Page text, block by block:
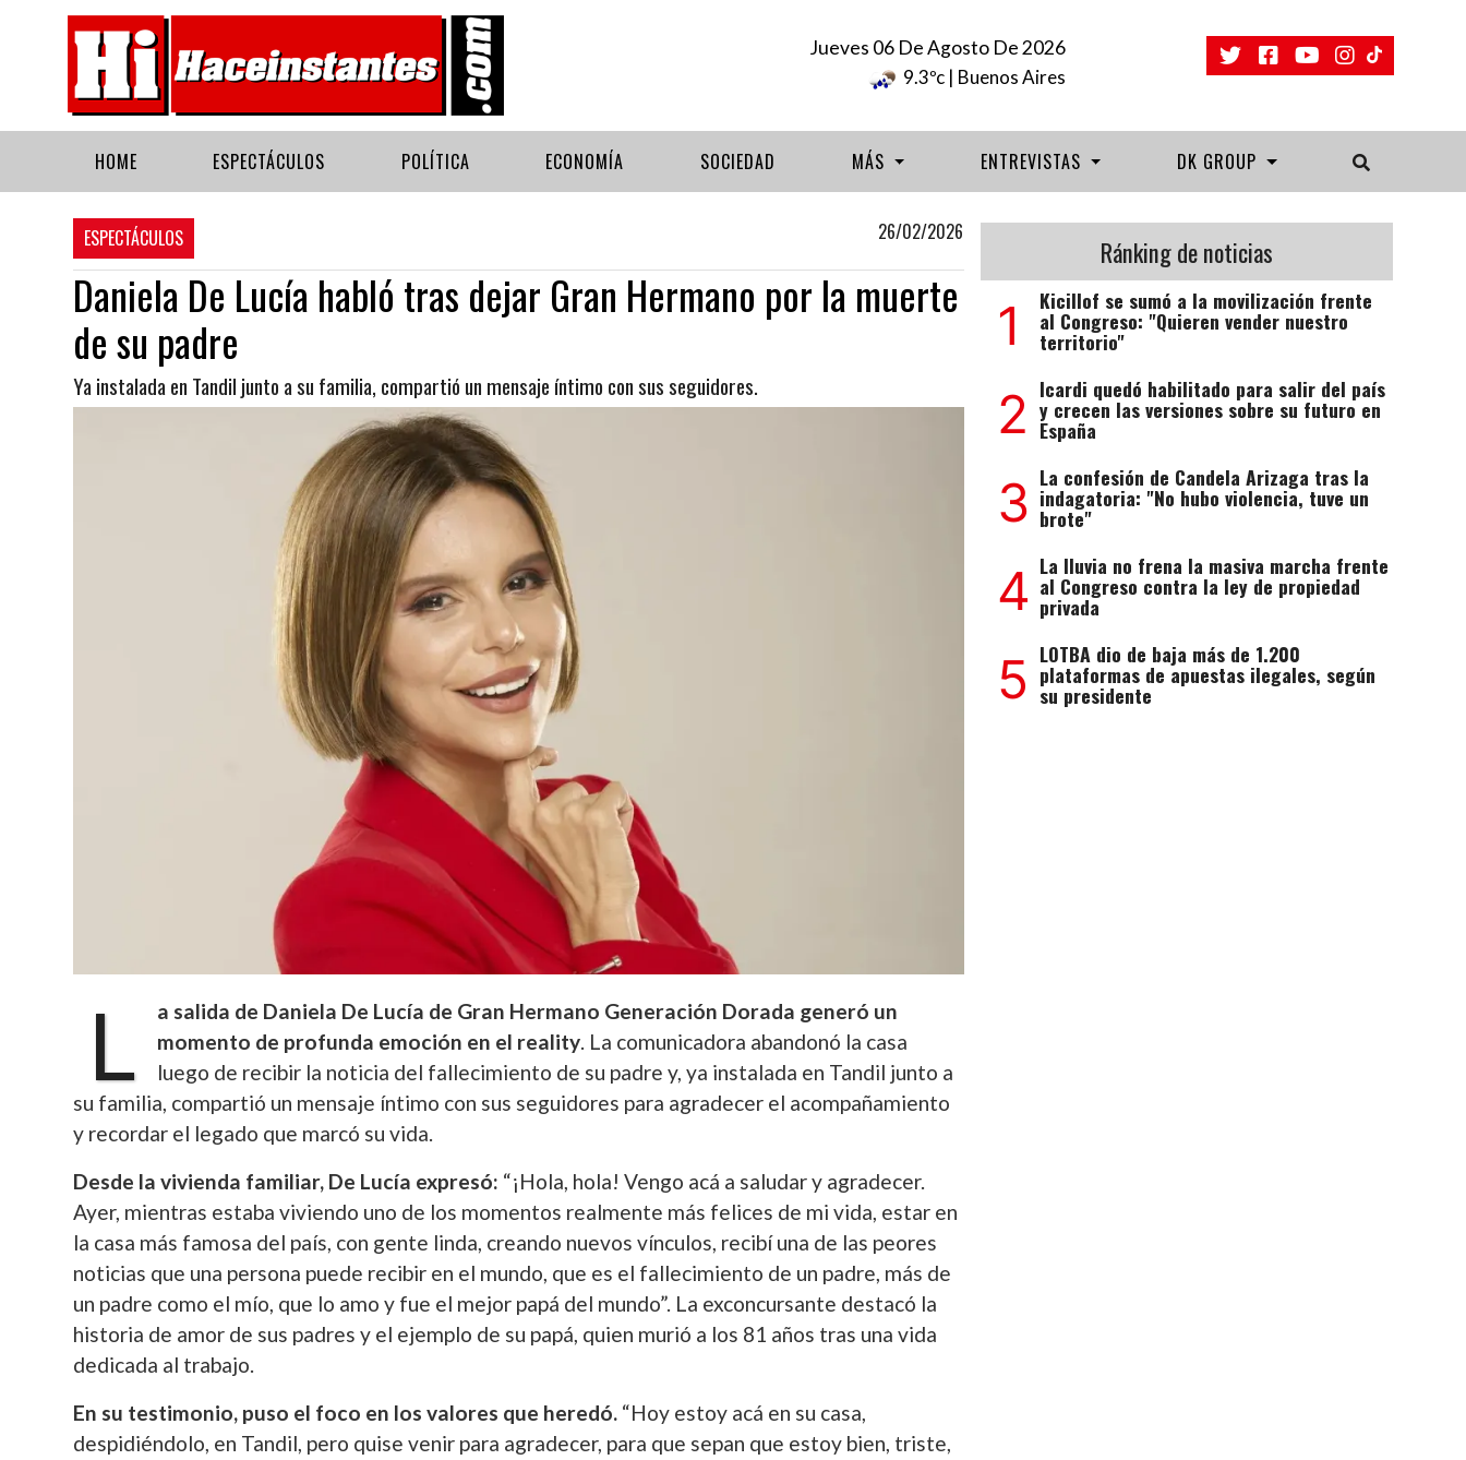
Jueves 06 De Agosto De 2026
9.3ºc | Buenos Aires
HOME ESPECTÁCULOS POLÍTICA ECONOMÍA SOCIEDAD MÁS ENTREVISTAS DK GROUP
ESPECTÁCULOS 26/02/2026
Daniela De Lucía habló tras dejar Gran Hermano por la muerte
de su padre
Ya instalada en Tandil junto a su familia, compartió un mensaje íntimo con sus seguidores.
L
a salida de Daniela De Lucía de Gran Hermano Generación Dorada generó un
momento de profunda emoción en el reality. La comunicadora abandonó la casa
luego de recibir la noticia del fallecimiento de su padre y, ya instalada en Tandil junto a
su familia, compartió un mensaje íntimo con sus seguidores para agradecer el acompañamiento
y recordar el legado que marcó su vida.
Desde la vivienda familiar, De Lucía expresó: “¡Hola, hola! Vengo acá a saludar y agradecer.
Ayer, mientras estaba viviendo uno de los momentos realmente más felices de mi vida, estar en
la casa más famosa del país, con gente linda, creando nuevos vínculos, recibí una de las peores
noticias que una persona puede recibir en el mundo, que es el fallecimiento de un padre, más de
un padre como el mío, que lo amo y fue el mejor papá del mundo”. La exconcursante destacó la
historia de amor de sus padres y el ejemplo de su papá, quien murió a los 81 años tras una vida
dedicada al trabajo.
En su testimonio, puso el foco en los valores que heredó. “Hoy estoy acá en su casa,
despidiéndolo, en Tandil, pero quise venir para agradecer, para que sepan que estoy bien, triste,
Ránking de noticias
1 Kicillof se sumó a la movilización frente
al Congreso: "Quieren vender nuestro
territorio"
2 Icardi quedó habilitado para salir del país
y crecen las versiones sobre su futuro en
España
3 La confesión de Candela Arizaga tras la
indagatoria: "No hubo violencia, tuve un
brote"
4 La lluvia no frena la masiva marcha frente
al Congreso contra la ley de propiedad
privada
5 LOTBA dio de baja más de 1.200
plataformas de apuestas ilegales, según
su presidente